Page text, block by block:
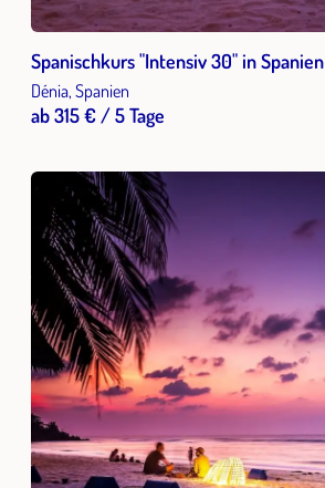
Spanischkurs "Intensiv 30" in Spanien
Dénia, Spanien
ab 315 € / 5 Tage